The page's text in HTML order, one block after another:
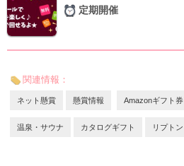
定期開催
関連情報：
ネット懸賞 懸賞情報 Amazonギフト券
温泉・サウナ カタログギフト リプトン